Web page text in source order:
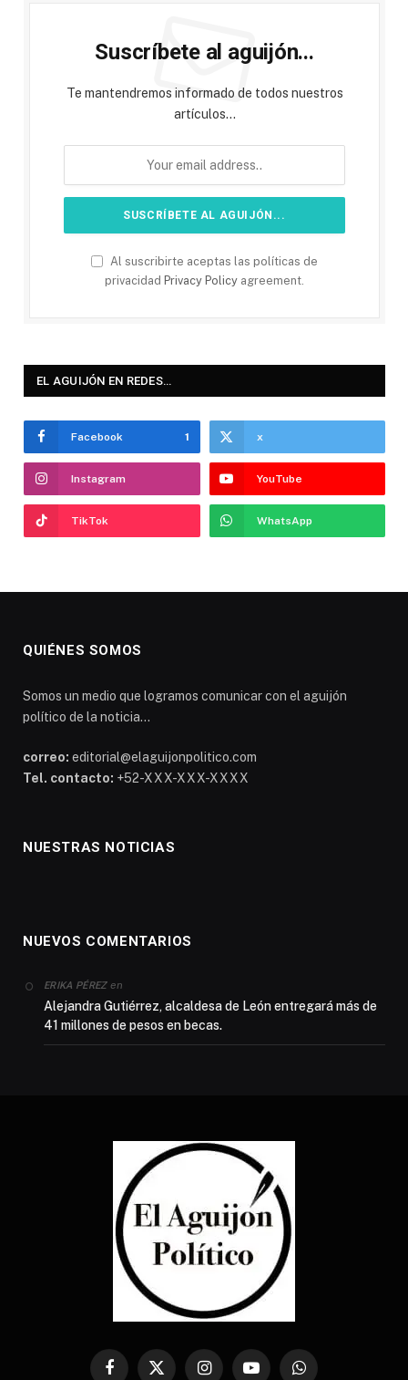
Suscríbete al aguijón...
Te mantendremos informado de todos nuestros
artículos...
Al suscribirte aceptas las políticas de
privacidad Privacy Policy agreement.
EL AGUIJÓN EN REDES…
Facebook 1 x
Instagram YouTube
TikTok WhatsApp
QUIÉNES SOMOS
Somos un medio que logramos comunicar con el aguijón
político de la noticia...
correo: editorial@elaguijonpolitico.com
Tel. contacto: +52-XXX-XXX-XXXX
NUESTRAS NOTICIAS
NUEVOS COMENTARIOS
ERIKA PÉREZen
Alejandra Gutiérrez, alcaldesa de León entregará más de
41 millones de pesos en becas.
Facebook
X InstagramYouTubeWhatsApp